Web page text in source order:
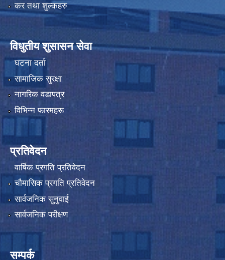
कर तथा शुल्कहरु
विधुतीय शुसासन सेवा
घटना दर्ता
सामाजिक सुरक्षा
नागरिक वडापत्र
विभिन्न फारमहरू
प्रतिवेदन
वार्षिक प्रगति प्रतिवेदन
चौमासिक प्रगति प्रतिवेदन
सार्वजनिक सुनुवाई
सार्वजनिक परीक्षण
सम्पर्क